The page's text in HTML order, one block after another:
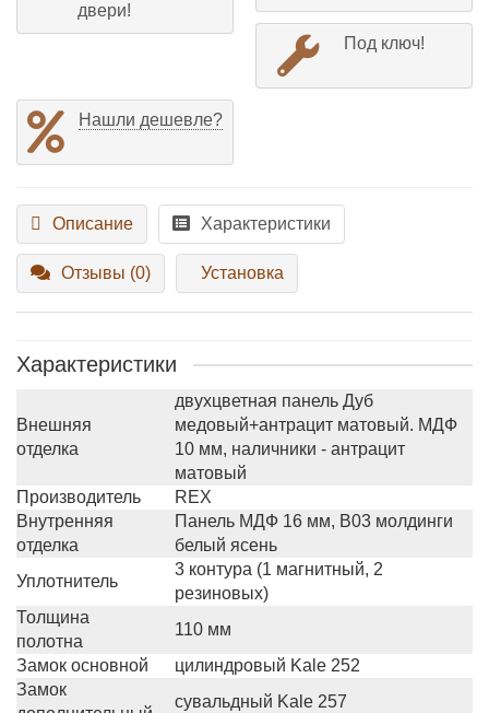
двери!
Под ключ!
Нашли дешевле?
Описание Характеристики
Отзывы (0) Установка
Характеристики
Внешняя
отделка
двухцветная панель Дуб
медовый+антрацит матовый. МДФ
10 мм, наличники - антрацит
матовый
Производитель
REX
Внутренняя
отделка
Панель МДФ 16 мм, B03 молдинги
белый ясень
Уплотнитель
3 контура (1 магнитный, 2
резиновых)
Толщина
полотна
110 мм
Замок основной
цилиндровый Kale 252
Замок
сувальдный Kale 257